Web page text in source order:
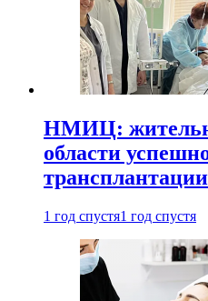
НМИЦ:
области
1 год спустя1 год спустя